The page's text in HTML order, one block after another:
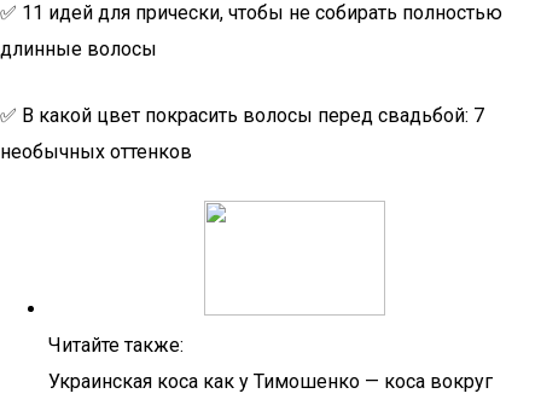
✅ 11 идей для прически, чтобы не собирать полностью
длинные волосы
✅ В какой цвет покрасить волосы перед свадьбой: 7
необычных оттенков
Читайте также:
Украинская коса как у Тимошенко — коса вокруг